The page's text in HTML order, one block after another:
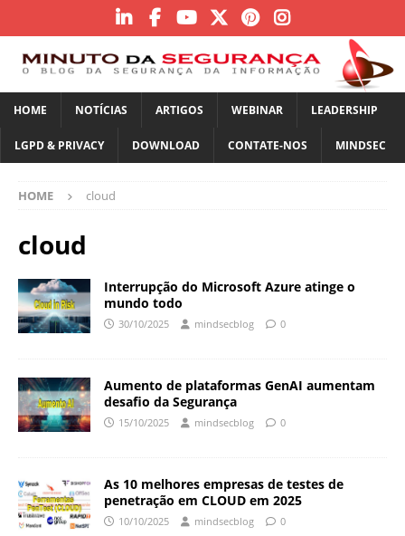
HOME NOTÍCIAS ARTIGOS WEBINAR LEADERSHIP
LGPD & PRIVACY DOWNLOAD CONTATE-NOS MINDSEC
HOME cloud
cloud
Interrupção do Microsoft Azure atinge o
mundo todo
30/10/2025 mindsecblog 0
Aumento de plataformas GenAI aumentam
desafio da Segurança
15/10/2025 mindsecblog 0
As 10 melhores empresas de testes de
penetração em CLOUD em 2025
10/10/2025 mindsecblog 0